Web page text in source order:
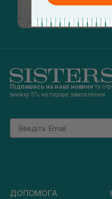
Підпишись на наші новини та
знижку 5% на перше замовлення
Email
ДОПОМОГА